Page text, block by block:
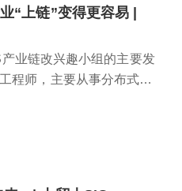
“上链”变得更容易 |
业链改兴趣小组的主要发
程师，主要从事分布式网